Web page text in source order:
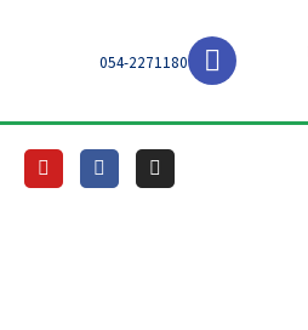
054-2271180